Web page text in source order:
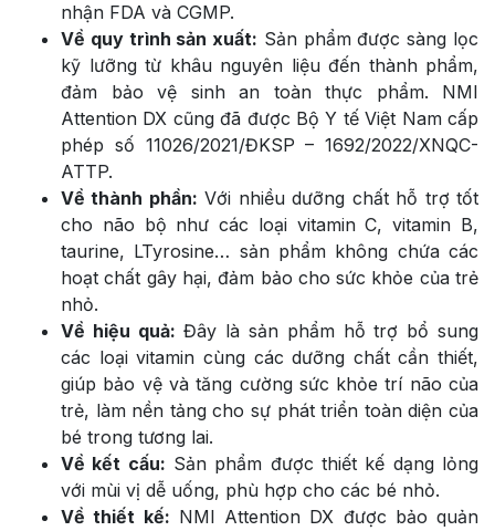
nhận FDA và CGMP.
Về quy trình sản xuất: Sản phẩm được sàng lọc
kỹ lưỡng từ khâu nguyên liệu đến thành phẩm,
đảm bảo vệ sinh an toàn thực phẩm. NMI
Attention DX cũng đã được Bộ Y tế Việt Nam cấp
phép số 11026/2021/ĐKSP – 1692/2022/XNQC-
ATTP.
Về thành phần: Với nhiều dưỡng chất hỗ trợ tốt
cho não bộ như các loại vitamin C, vitamin B,
taurine, LTyrosine… sản phẩm không chứa các
hoạt chất gây hại, đảm bảo cho sức khỏe của trẻ
nhỏ.
Về hiệu quả: Đây là sản phẩm hỗ trợ bổ sung
các loại vitamin cùng các dưỡng chất cần thiết,
giúp bảo vệ và tăng cường sức khỏe trí não của
trẻ, làm nền tảng cho sự phát triển toàn diện của
bé trong tương lai.
Về kết cấu: Sản phẩm được thiết kế dạng lỏng
với mùi vị dễ uống, phù hợp cho các bé nhỏ.
Về thiết kế: NMI Attention DX được bảo quản